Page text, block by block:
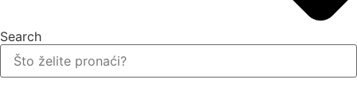
Search